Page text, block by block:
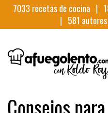
7033 recetas de cocina |
| 581
Consejos